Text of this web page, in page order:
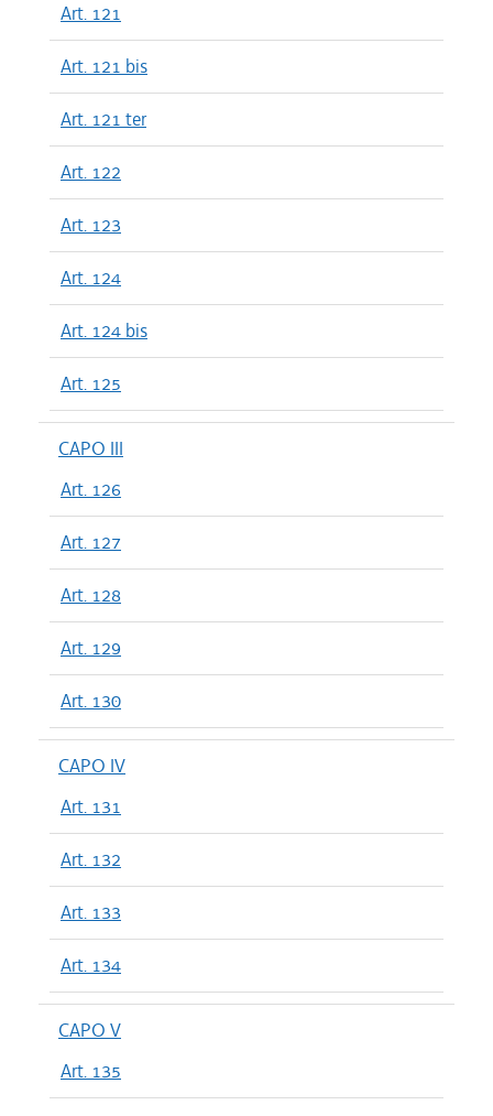
Art. 121
Art. 121 bis
Art. 121 ter
Art. 122
Art. 123
Art. 124
Art. 124 bis
Art. 125
CAPO III
Art. 126
Art. 127
Art. 128
Art. 129
Art. 130
CAPO IV
Art. 131
Art. 132
Art. 133
Art. 134
CAPO V
Art. 135